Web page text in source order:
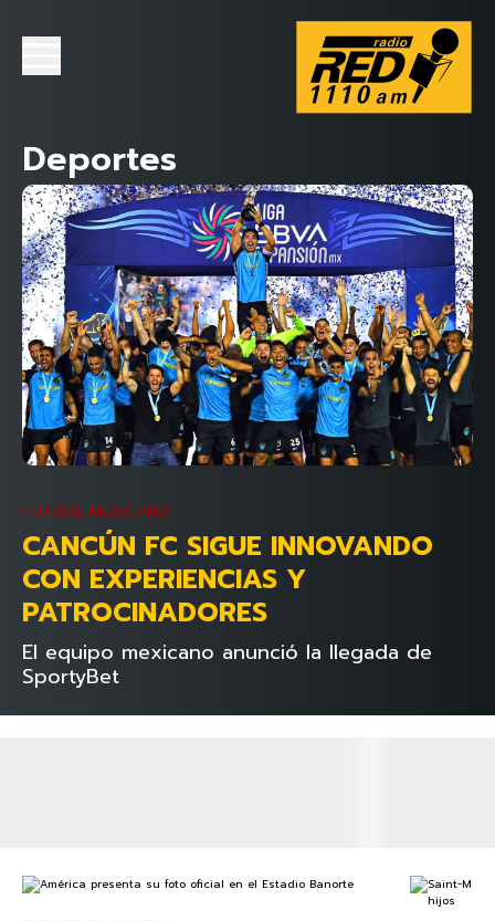
Deportes
FUTBOL MEXICANO
CANCÚN FC SIGUE INNOVANDO
CON EXPERIENCIAS Y
PATROCINADORES
El equipo mexicano anunció la llegada de
SportyBet